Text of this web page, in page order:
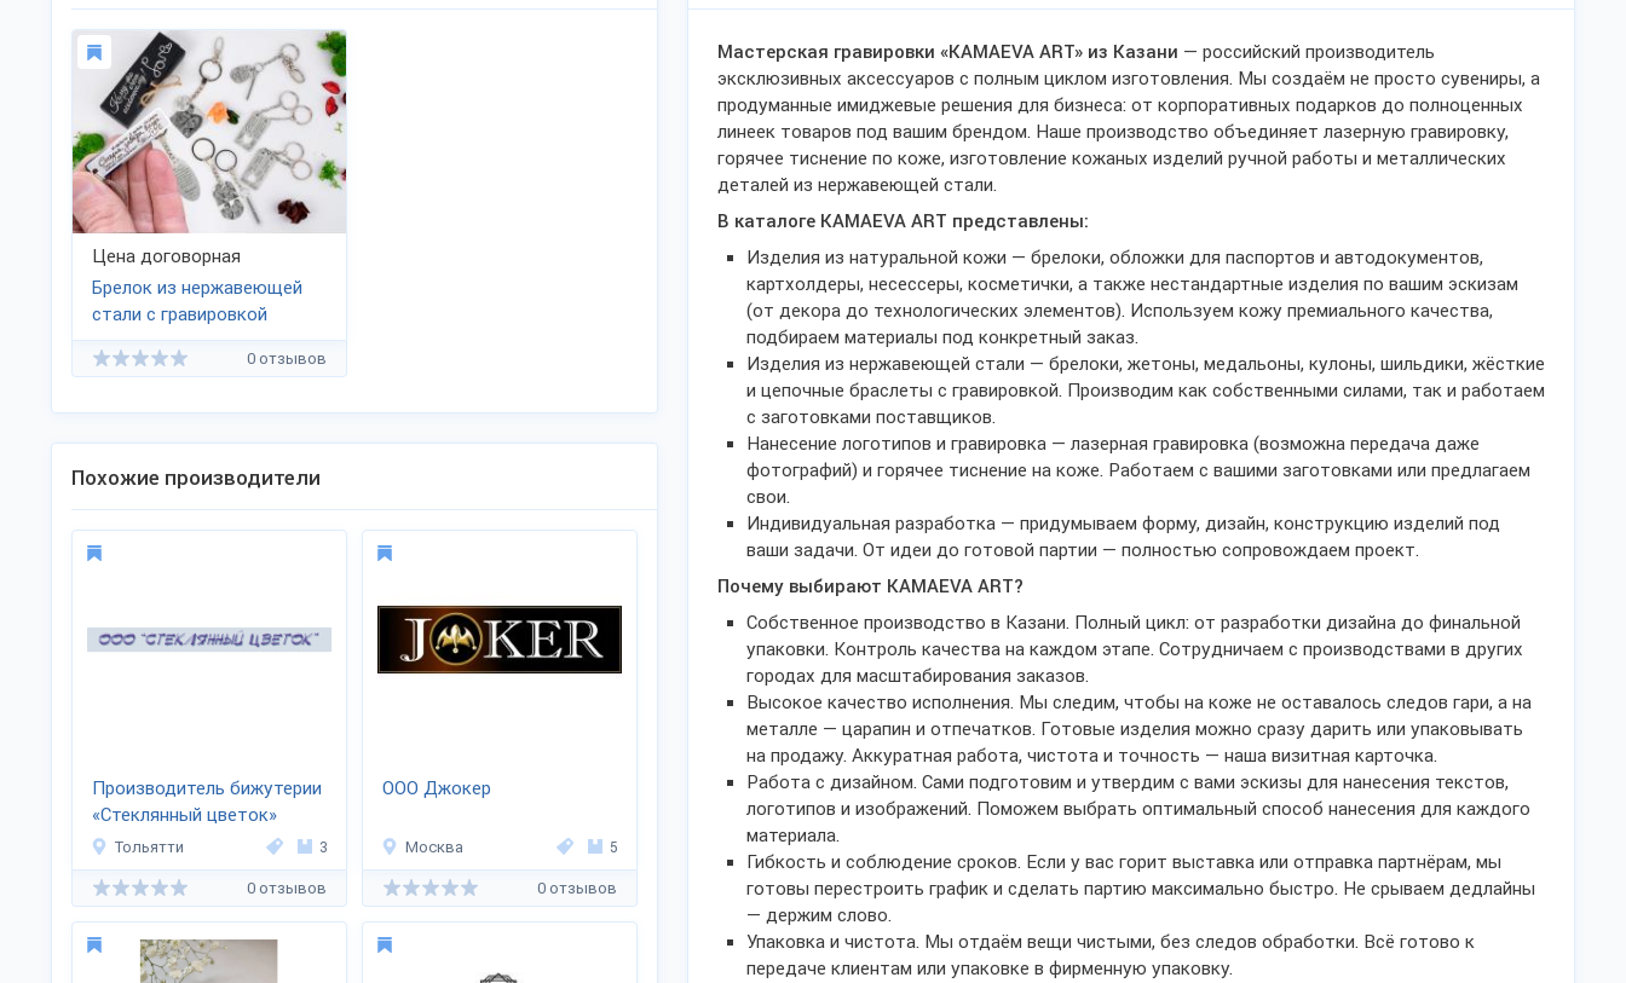
Мастерская гравировки «KAMAEVA ART» из Казани — российский производитель
эксклюзивных аксессуаров с полным циклом изготовления. Мы создаём не просто сувениры, а
продуманные имиджевые решения для бизнеса: от корпоративных подарков до полноценных
линеек товаров под вашим брендом. Наше производство объединяет лазерную гравировку,
горячее тиснение по коже, изготовление кожаных изделий ручной работы и металлических
деталей из нержавеющей стали.
В каталоге KAMAEVA ART представлены:
Изделия из натуральной кожи — брелоки, обложки для паспортов и автодокументов,
картхолдеры, несессеры, косметички, а также нестандартные изделия по вашим эскизам
(от декора до технологических элементов). Используем кожу премиального качества,
подбираем материалы под конкретный заказ.
Изделия из нержавеющей стали — брелоки, жетоны, медальоны, кулоны, шильдики, жёсткие
и цепочные браслеты с гравировкой. Производим как собственными силами, так и работаем
с заготовками поставщиков.
Нанесение логотипов и гравировка — лазерная гравировка (возможна передача даже
фотографий) и горячее тиснение на коже. Работаем с вашими заготовками или предлагаем
свои.
Индивидуальная разработка — придумываем форму, дизайн, конструкцию изделий под
ваши задачи. От идеи до готовой партии — полностью сопровождаем проект.
Почему выбирают KAMAEVA ART?
Собственное производство в Казани. Полный цикл: от разработки дизайна до финальной
упаковки. Контроль качества на каждом этапе. Сотрудничаем с производствами в других
городах для масштабирования заказов.
Высокое качество исполнения. Мы следим, чтобы на коже не оставалось следов гари, а на
металле — царапин и отпечатков. Готовые изделия можно сразу дарить или упаковывать
на продажу. Аккуратная работа, чистота и точность — наша визитная карточка.
Работа с дизайном. Сами подготовим и утвердим с вами эскизы для нанесения текстов,
логотипов и изображений. Поможем выбрать оптимальный способ нанесения для каждого
материала.
Гибкость и соблюдение сроков. Если у вас горит выставка или отправка партнёрам, мы
готовы перестроить график и сделать партию максимально быстро. Не срываем дедлайны
— держим слово.
Упаковка и чистота. Мы отдаём вещи чистыми, без следов обработки. Всё готово к
передаче клиентам или упаковке в фирменную упаковку.
Цена договорная
Брелок из нержавеющей
стали с гравировкой
0 отзывов
Похожие производители
Производитель бижутерии
«Стеклянный цветок»
Тольятти 3
0 отзывов
ООО Джокер
Москва 5
0 отзывов